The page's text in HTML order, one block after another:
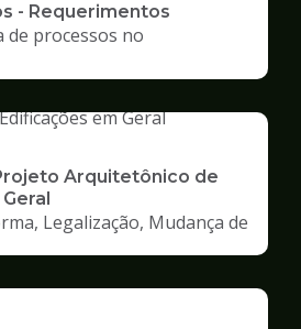
- Requerimentos
de processos no
Arquitetônico de
Legalização, Mudança de